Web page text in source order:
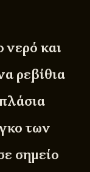
και
ρεβίθια
των
σημείο